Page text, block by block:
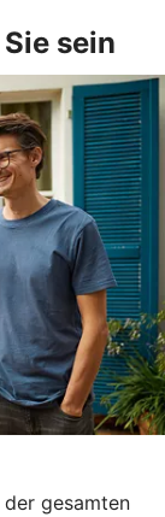
sein
gesamten